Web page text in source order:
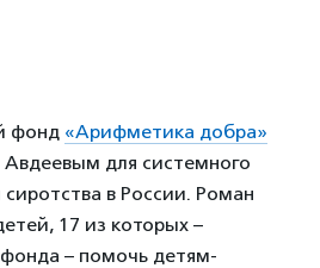
фонд «Арифметика добра»
для системного
в России. Роман
17 из которых –
– помочь детям-